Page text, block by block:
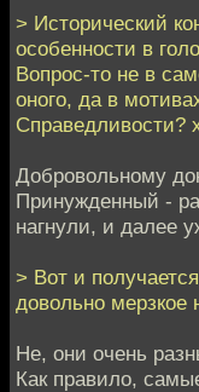
> Исторический
особенности в
Вопрос-то не в
оного, да в
Справедливости?
Добровольному
Принужденный -
нагнули, и далее
> Вот и
довольно
Не, они очень
Как правило,